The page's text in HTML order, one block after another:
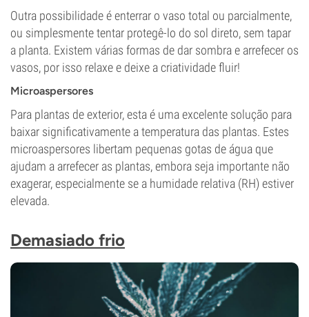
Outra possibilidade é enterrar o vaso total ou parcialmente,
ou simplesmente tentar protegê-lo do sol direto, sem tapar
a planta. Existem várias formas de dar sombra e arrefecer os
vasos, por isso relaxe e deixe a criatividade fluir!
Microaspersores
Para plantas de exterior, esta é uma excelente solução para
baixar significativamente a temperatura das plantas. Estes
microaspersores libertam pequenas gotas de água que
ajudam a arrefecer as plantas, embora seja importante não
exagerar, especialmente se a humidade relativa (RH) estiver
elevada.
Demasiado frio